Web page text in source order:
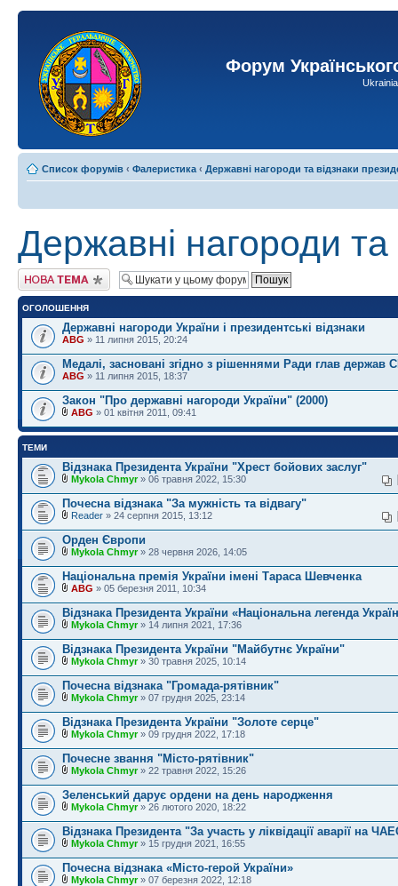
Форум
Список форумів ‹ Фалеристика ‹ Державні нагороди та відзнаки
Державні нагороди
Створити нову тему
ОГОЛОШЕННЯ
Державні нагороди України і президентські відзнаки
ABG » 11 липня 2015, 20:24
Медалі, засновані згідно з рішеннями Ради глав держав
ABG » 11 липня 2015, 18:37
Закон "Про державні нагороди України" (2000)
ABG » 01 квітня 2011, 09:41
ТЕМИ
Відзнака Президента України "Хрест бойових заслуг"
Mykola Chmyr» 06 травня 2022, 15:30
Почесна відзнака "За мужність та відвагу"
Reader » 24 серпня 2015, 13:12
Орден Європи
Mykola Chmyr» 28 червня 2026, 14:05
Національна премія України імені Тараса Шевченка
ABG » 05 березня 2011, 10:34
Відзнака Президента України «Національна легенда
Mykola Chmyr» 14 липня 2021, 17:36
Відзнака Президента України "Майбутнє України"
Mykola Chmyr» 30 травня 2025, 10:14
Почесна відзнака "Громада-рятівник"
Mykola Chmyr» 07 грудня 2025, 23:14
Відзнака Президента України "Золоте серце"
Mykola Chmyr» 09 грудня 2022, 17:18
Почесне звання "Місто-рятівник"
Mykola Chmyr» 22 травня 2022, 15:26
Зеленський дарує ордени на день народження
Mykola Chmyr» 26 лютого 2020, 18:22
Відзнака Президента "За участь у ліквідації аварії на
Mykola Chmyr» 15 грудня 2021, 16:55
Почесна відзнака «Місто-герой України»
Mykola Chmyr» 07 березня 2022, 12:18